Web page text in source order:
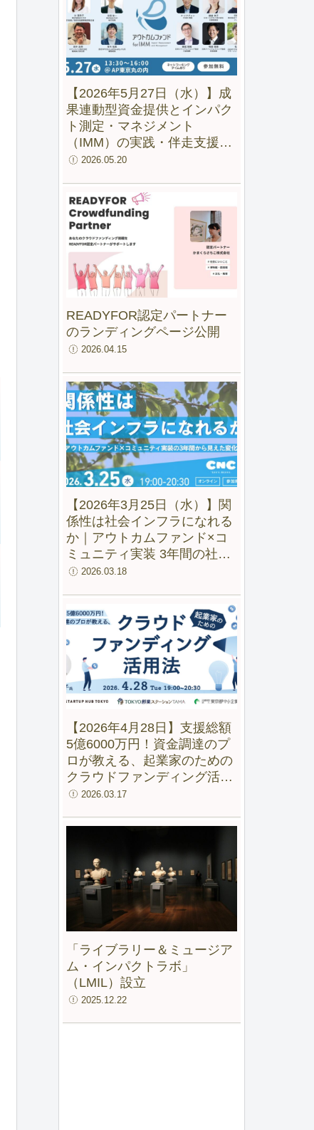
【2026年5月27日（水）】成
果連動型資金提供とインパク
ト測定・マネジメント
（IMM）の実践・伴走支援の
成果と可能性ー 「アウトカム
2026.05.20
READYFOR認定パートナー
のランディングページ公開
2026.04.15
【2026年3月25日（水）】関
係性は社会インフラになれる
か｜アウトカムファンド×コ
ミュニティ実装 3年間の社会
実験から見えた変化
2026.03.18
【2026年4月28日】支援総額
5億6000万円！資金調達のプ
ロが教える、起業家のための
クラウドファンディング活用
法【録画配信あり】
2026.03.17
「ライブラリー＆ミュージア
ム・インパクトラボ」
（LMIL）設立
2025.12.22